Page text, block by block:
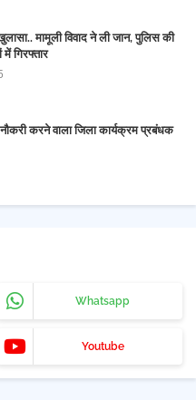
मामूली विवाद ने ली जान, पुलिस की
गिरफ्तार
करने वाला जिला कार्यक्रम प्रबंधक
Whatsapp
Youtube